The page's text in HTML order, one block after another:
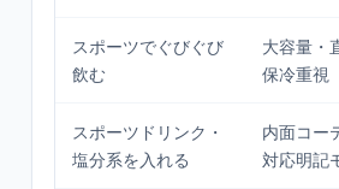
スポーツでぐびぐび
飲む
大容量・
保冷重視
スポーツドリンク・
塩分系を入れる
内面コー
対応明記